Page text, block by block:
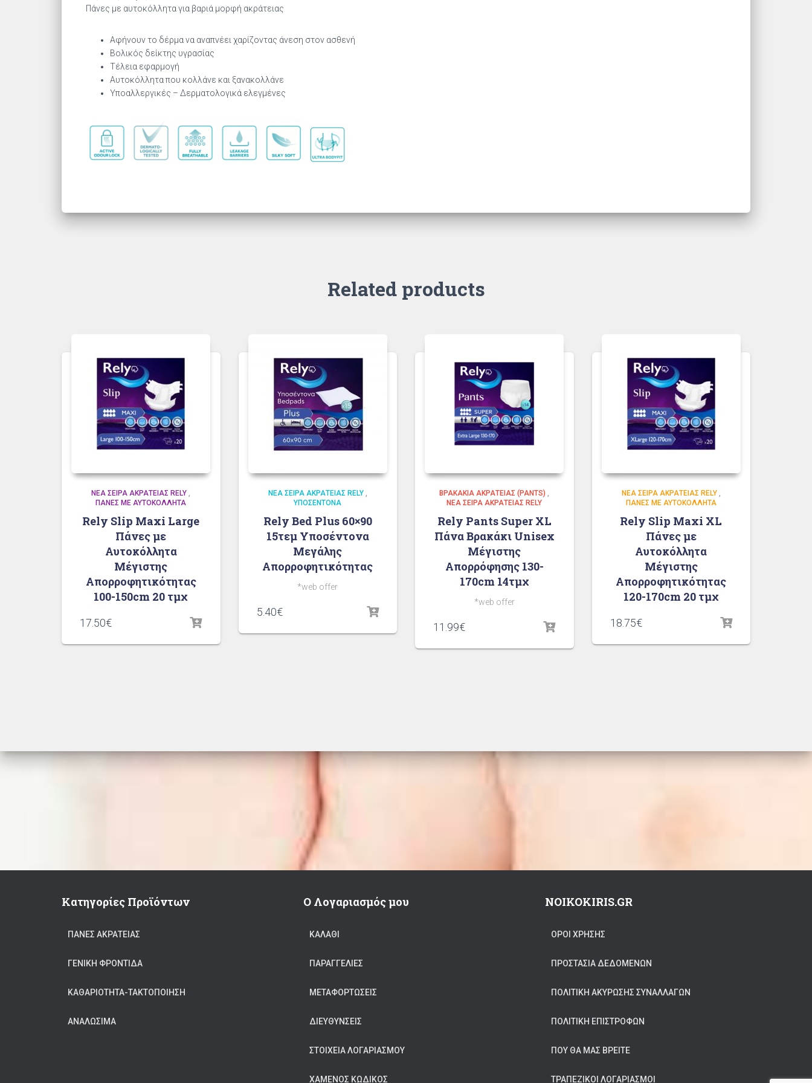
Πάνες με αυτοκόλλητα για βαριά μορφή ακράτειας
Αφήνουν το δέρμα να αναπνέει χαρίζοντας άνεση στον ασθενή
Βολικός δείκτης υγρασίας
Tέλεια εφαρμογή
Αυτοκόλλητα που κολλάνε και ξανακολλάνε
Υποαλλεργικές – Δερματολογικά ελεγμένες
Related products
ΝΈΑ ΣΕΙΡΆ ΑΚΡΆΤΕΙΑΣ RELY
ΠΆΝΕΣ ΜΕ ΑΥΤΟΚΌΛΛΗΤΑ
Rely Slip Maxi Large
Πάνες με
Αυτοκόλλητα
Μέγιστης
Απορροφητικότητας
100-150cm 20 τμχ
17.50€
ΝΈΑ ΣΕΙΡΆ ΑΚΡΆΤΕΙΑΣ RELY,
ΥΠΟΣΈΝΤΟΝΑ
Rely Bed Plus 60×90
15τεμ Υποσέντονα
Μεγάλης
Απορροφητικότητας
*web offer
5.40€
ΒΡΑΚΆΚΙΑ ΑΚΡΆΤΕΙΑΣ (PANTS)
ΝΈΑ ΣΕΙΡΆ ΑΚΡΆΤΕΙΑΣ RELY
Rely Pants Super XL
Πάνα Βρακάκι Unisex
Μέγιστης
Απορρόφησης 130-
170cm 14τμχ
*web offer
11.99€
ΝΈΑ ΣΕΙΡΆ ΑΚΡΆΤΕΙΑΣ RELY,
ΠΆΝΕΣ ΜΕ ΑΥΤΟΚΌΛΛΗΤΑ
Rely Slip Maxi XL
Πάνες με
Αυτοκόλλητα
Μέγιστης
Απορροφητικότητας
120-170cm 20 τμχ
18.75€
Κατηγορίες Προϊόντων
ΠΆΝΕΣ ΑΚΡΆΤΕΙΑΣ
ΓΕΝΙΚΉ ΦΡΟΝΤΊΔΑ
ΚΑΘΑΡΙΟΤΗΤΑ-ΤΑΚΤΟΠΟΙΗΣΗ
ΑΝΑΛΏΣΙΜΑ
Ο Λογαριασμός μου
ΚΑΛΆΘΙ
ΠΑΡΑΓΓΕΛΊΕΣ
ΜΕΤΑΦΟΡΤΏΣΕΙΣ
ΔΙΕΥΘΎΝΣΕΙΣ
ΣΤΟΙΧΕΊΑ ΛΟΓΑΡΙΑΣΜΟΎ
ΧΑΜΈΝΟΣ ΚΩΔΙΚΌΣ
NOIKOKIRIS.GR
ΟΡΟΙ ΧΡΗΣΗΣ
ΠΡΟΣΤΑΣΊΑ ΔΕΔΟΜΈΝΩΝ
ΠΟΛΙΤΙΚΉ ΑΚΎΡΩΣΗΣ ΣΥΝΑΛΛΑΓΏΝ
ΠΟΛΙΤΙΚΉ ΕΠΙΣΤΡΟΦΏΝ
ΠΟΥ ΘΑ ΜΑΣ ΒΡΕΊΤΕ
ΤΡΑΠΕΖΙΚΟΙ ΛΟΓΑΡΙΑΣΜΟΙ